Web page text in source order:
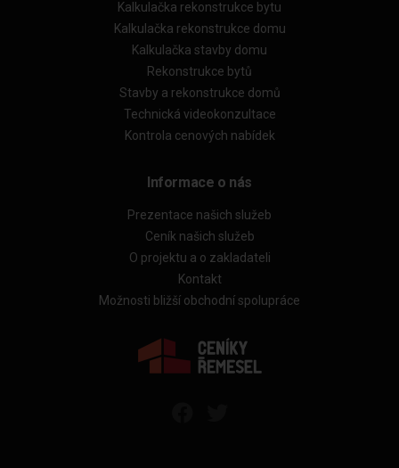
Kalkulačka rekonstrukce bytu
Kalkulačka rekonstrukce domu
Kalkulačka stavby domu
Rekonstrukce bytů
Stavby a rekonstrukce domů
Technická videokonzultace
Kontrola cenových nabídek
Informace o nás
Prezentace našich služeb
Ceník našich služeb
O projektu a o zakladateli
Kontakt
Možnosti bližší obchodní spolupráce